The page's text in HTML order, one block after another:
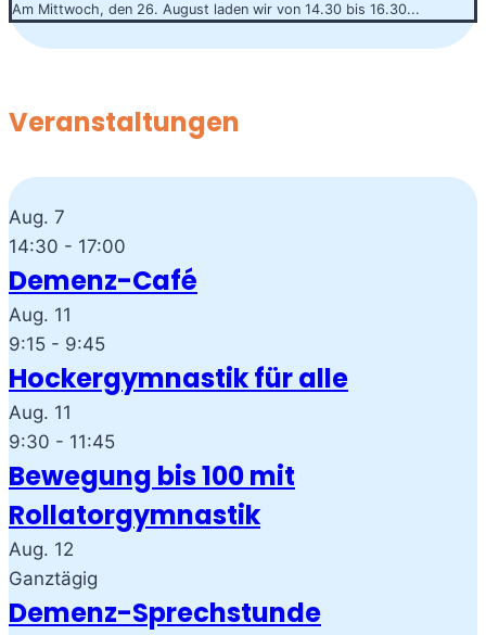
Am Mittwoch, den 26. August laden wir von 14.30 bis 16.30...
Veranstaltungen
Aug. 7
14:30 - 17:00
Demenz-Café
Aug. 11
9:15 - 9:45
Hockergymnastik für alle
Aug. 11
9:30 - 11:45
Bewegung bis 100 mit
Rollatorgymnastik
Aug. 12
Ganztägig
Demenz-Sprechstunde